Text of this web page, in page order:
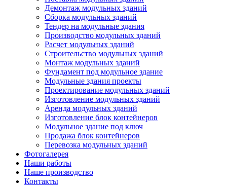
Демонтаж модульных зданий
Сборка модульных зданий
Тендер на модульные здания
Производство модульных зданий
Расчет модульных зданий
Строительство модульных зданий
Монтаж модульных зданий
Фундамент под модульное здание
Модульные здания проекты
Проектирование модульных зданий
Изготовление модульных зданий
Аренда модульных зданий
Изготовление блок контейнеров
Модульное здание под ключ
Продажа блок контейнеров
Перевозка модульных зданий
Фотогалерея
Наши работы
Наше производство
Контакты